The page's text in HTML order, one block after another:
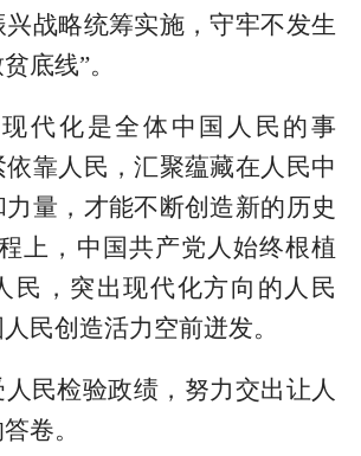
战略统筹实施，守牢不发生
底线”。
代化是全体中国人民的事
靠人民，汇聚蕴藏在人民中
量，才能不断创造新的历史
上，中国共产党人始终根植
民，突出现代化方向的人民
民创造活力空前迸发。
民检验政绩，努力交出让人
卷。